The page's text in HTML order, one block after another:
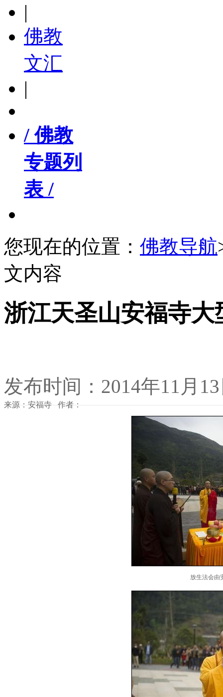
|
佛教
文汇
|
/ 佛教
专题列
表 /
您现在的位置： 佛教导航
文内容
浙江天圣山安福寺
发布时间：2014年11月
来源：安福寺 作者：
放生法会由